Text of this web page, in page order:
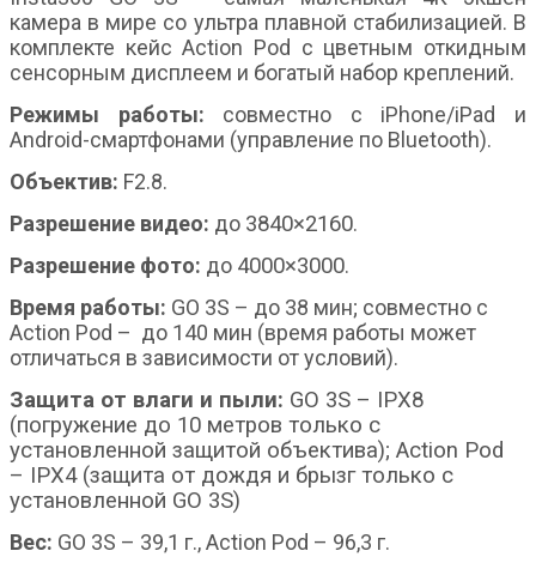
камера в мире со ультра плавной стабилизацией. В
комплекте кейс Action Pod с цветным откидным
сенсорным дисплеем и богатый набор креплений.
Режимы работы: совместно с iPhone/iPad и
Android-смартфонами (управление по Bluetooth).
Объектив: F2.8.
Разрешение видео: до 3840×2160.
Разрешение фото: до 4000×3000.
Время работы: GO 3S – до 38 мин; совместно с
Action Pod – до 140 мин (время работы может
отличаться в зависимости от условий).
Защита от влаги и пыли: GO 3S – IPX8
(погружение до 10 метров только с
установленной защитой объектива); Action Pod
– IPX4 (защита от дождя и брызг только с
установленной GO 3S)
Вес: GO 3S – 39,1 г., Action Pod – 96,3 г.